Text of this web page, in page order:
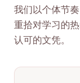
我们以个体节
重拾对学习的
认可的文凭。